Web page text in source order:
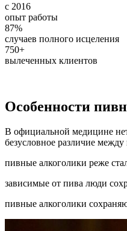
с 2016
опыт работы
87%
случаев полного исцеления
750+
вылеченных клиентов
Особенности
В официальной медицине
безусловное различие
пивные алкоголики реже
зависимые от пива люди
пивные алкоголики